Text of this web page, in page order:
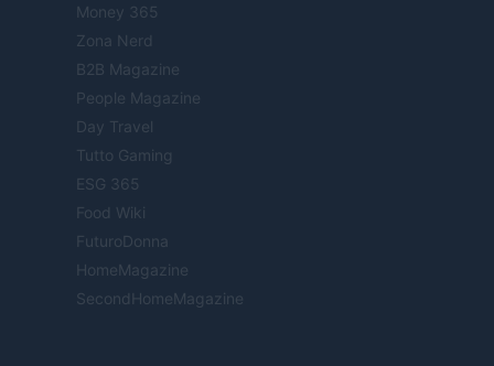
Money 365
Zona Nerd
B2B Magazine
People Magazine
Day Travel
Tutto Gaming
ESG 365
Food Wiki
FuturoDonna
HomeMagazine
SecondHomeMagazine